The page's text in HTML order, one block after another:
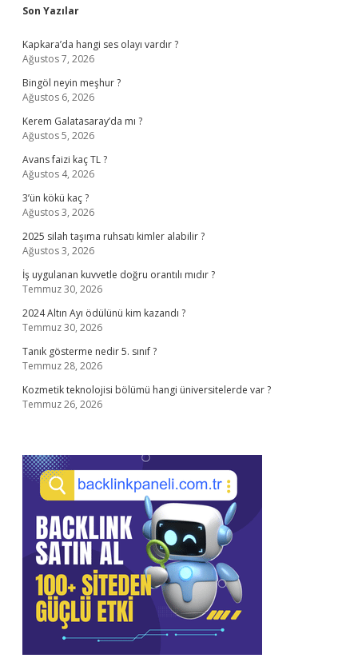
Sidebar
Son Yazılar
Kapkara’da hangi ses olayı vardır ?
Ağustos 7, 2026
Bingöl neyin meşhur ?
Ağustos 6, 2026
Kerem Galatasaray’da mı ?
Ağustos 5, 2026
Avans faizi kaç TL ?
Ağustos 4, 2026
3’ün kökü kaç ?
Ağustos 3, 2026
2025 silah taşıma ruhsatı kimler alabilir ?
Ağustos 3, 2026
İş uygulanan kuvvetle doğru orantılı mıdır ?
Temmuz 30, 2026
2024 Altın Ayı ödülünü kim kazandı ?
Temmuz 30, 2026
Tanık gösterme nedir 5. sınıf ?
Temmuz 28, 2026
Kozmetik teknolojisi bölümü hangi üniversitelerde var ?
Temmuz 26, 2026